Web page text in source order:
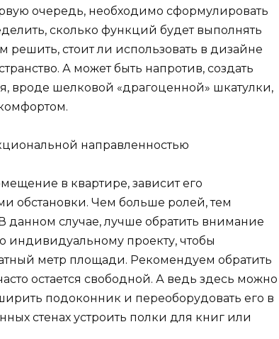
очередь, необходимо сформулировать
сколько функций будет выполнять
стоит ли использовать в дизайне
А может быть напротив, создать
вроде шелковой «драгоценной» шкатулки,
направленностью
в квартире, зависит его
обстановки. Чем больше ролей, тем
данном случае, лучше обратить внимание
индивидуальному проекту, чтобы
метр площади. Рекомендуем обратить
остается свободной. А ведь здесь можно
подоконник и переоборудовать его в
стенах устроить полки для книг или